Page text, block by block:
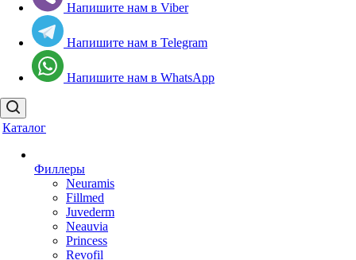
Напишите нам в Viber
Напишите нам в Telegram
Напишите нам в WhatsApp
Каталог
Филлеры
Neuramis
Fillmed
Juvederm
Neauvia
Princess
Revofil